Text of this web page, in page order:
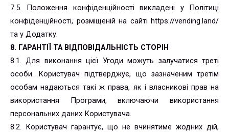
7.5. Положення конфіденційності викладені у Політиці
конфіденційності, розміщеній на сайті https://vending.land/
та у Додатку.
8. ГАРАНТІЇ ТА ВІДПОВІДАЛЬНІСТЬ СТОРІН
8.1. Для виконання цієї Угоди можуть залучатися треті
особи. Користувач підтверджує, що зазначеним третім
особам надаються такі ж права, як і власникові прав на
використання Програми, включаючи використання
персональних даних Користувача.
8.2. Користувач гарантує, що не вчинятиме жодних дій,